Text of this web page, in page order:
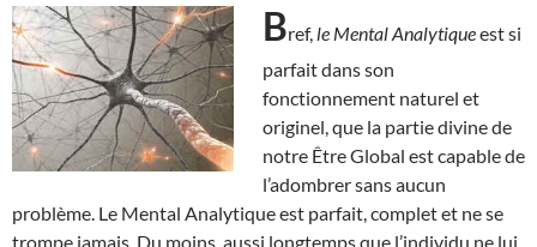
Bref, le Mental Analytiqueest si
parfait dans son
fonctionnement naturel et
originel, que la partie divine de
notre Être Global est capable de
l’adombrer sans aucun
problème. Le Mental Analytique est parfait, complet et ne se
trompe jamais. Du moins, aussi longtemps que l’individu ne lui